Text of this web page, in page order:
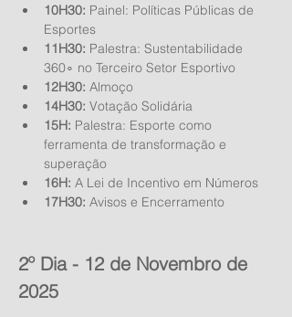
10H30: Painel: Políticas Públicas de
Esportes
11H30: Palestra: Sustentabilidade
360∘ no Terceiro Setor Esportivo
12H30: Almoço
14H30: Votação Solidária
15H: Palestra: Esporte como
ferramenta de transformação e
superação
16H: A Lei de Incentivo em Números
17H30: Avisos e Encerramento
2º Dia - 12 de Novembro de
2025